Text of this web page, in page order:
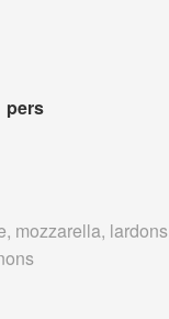
pers
mozzarella,